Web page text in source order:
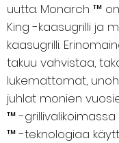
uutta. Monarch ™
King -kaasugrilli ja
kaasugrilli.
takuu vahvistaa,
lukemattomat,
juhlat monien
™ -
™ -teknologiaa